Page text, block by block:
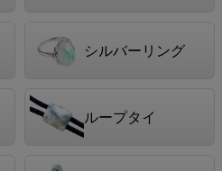
シルバーリング
ループタイ